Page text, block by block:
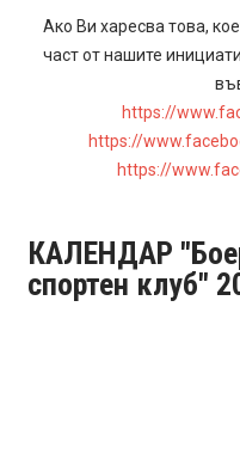
Ако Ви харесва това,
част от нашите
https://
https://
https://
КАЛЕНДАР
спортен клуб"